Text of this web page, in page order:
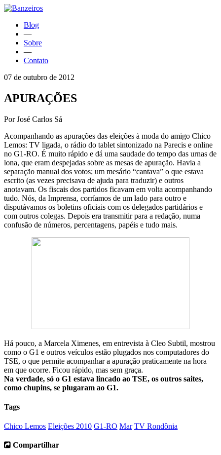
Blog
—
Sobre
—
Contato
07 de outubro de 2012
APURAÇÕES
Por José Carlos Sá
Acompanhando as apurações das eleições à moda do amigo Chico
Lemos: TV ligada, o rádio do tablet sintonizado na Parecis e online
no G1-RO. É muito rápido e dá uma saudade do tempo das urnas de
lona, que eram despejadas sobre as mesas de apuração. Havia a
separação manual dos votos; um mesário “cantava” o que estava
escrito (as vezes precisava de ajuda para traduzir) e outros
anotavam. Os fiscais dos partidos ficavam em volta acompanhando
tudo. Nós, da Imprensa, corríamos de um lado para outro e
disputávamos os boletins oficiais com os delegados partidários e
com outros colegas. Depois era transmitir para a redação, numa
confusão de números, percentagens, papéis e tudo mais.
Há pouco, a Marcela Ximenes, em entrevista à Cleo Subtil, mostrou
como o G1 e outros veículos estão plugados nos computadores do
TSE, o que permite acompanhar a apuração praticamente na hora
em que ocorre. Ficou rápido, mas sem graça.
Na verdade, só o G1 estava lincado ao TSE, os outros saites,
como chupins, se plugaram ao G1.
Tags
Chico Lemos Eleições 2010 G1-RO Mar TV Rondônia
Compartilhar